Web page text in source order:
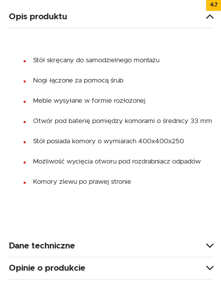
Opis produktu
Stół skręcany do samodzielnego montażu
Nogi łączone za pomocą śrub
Meble wysyłane w formie rozłożonej
Otwór pod baterię pomiędzy komorami o średnicy 33 mm
Stół posiada komory o wymiarach 400x400x250
Możliwość wycięcia otworu pod rozdrabniacz odpadów
Komory zlewu po prawej stronie
Dane techniczne
Opinie o produkcie
4.7